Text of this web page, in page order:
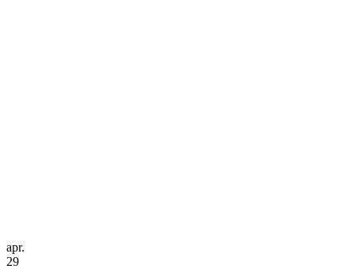
apr.
29